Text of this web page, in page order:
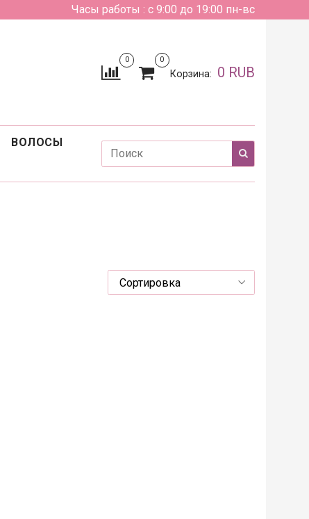
Часы работы : с 9:00 до 19:00 пн-вс
0 0
Корзина: 0 RUB
ВОЛОСЫ